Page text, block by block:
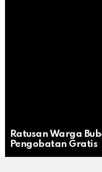
Ratusan Warga
Pengobatan Gratis